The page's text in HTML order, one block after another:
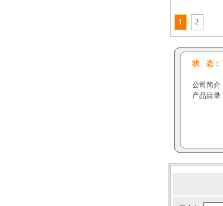
1 2
状 态：
公司简介
产品目录